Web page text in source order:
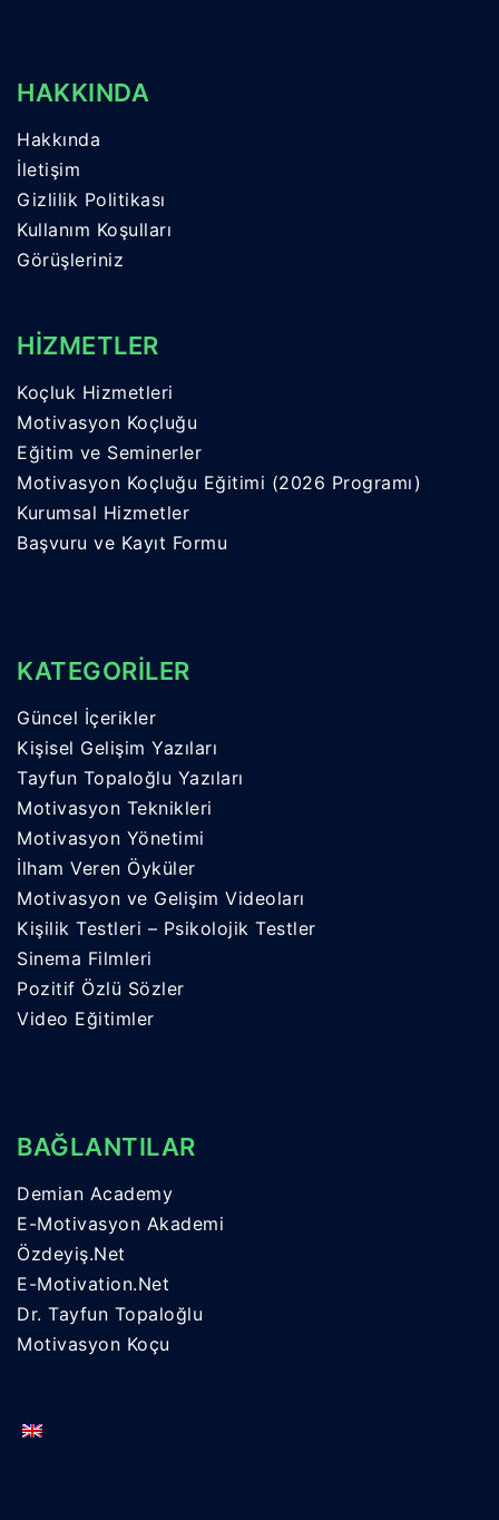
HAKKINDA
Hakkında
İletişim
Gizlilik Politikası
Kullanım Koşulları
Görüşleriniz
HİZMETLER
Koçluk Hizmetleri
Motivasyon Koçluğu
Eğitim ve Seminerler
Motivasyon Koçluğu Eğitimi (2026 Programı)
Kurumsal Hizmetler
Başvuru ve Kayıt Formu
KATEGORİLER
Güncel İçerikler
Kişisel Gelişim Yazıları
Tayfun Topaloğlu Yazıları
Motivasyon Teknikleri
Motivasyon Yönetimi
İlham Veren Öyküler
Motivasyon ve Gelişim Videoları
Kişilik Testleri – Psikolojik Testler
Sinema Filmleri
Pozitif Özlü Sözler
Video Eğitimler
BAĞLANTILAR
Demian Academy
E-Motivasyon Akademi
Özdeyiş.Net
E-Motivation.Net
Dr. Tayfun Topaloğlu
Motivasyon Koçu